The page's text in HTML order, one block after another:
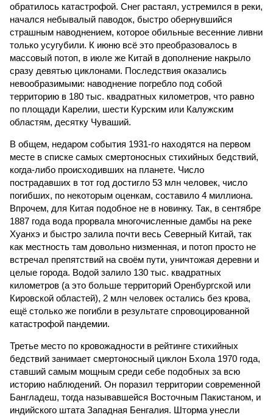
обратилось катастрофой. Снег растаял, устремился в реки,
начался небывалый паводок, быстро обернувшийся
страшным наводнением, которое обильные весенние ливни
только усугубили. К июню всё это преобразовалось в
массовый потоп, в июле же Китай в дополнение накрыло
сразу девятью циклонами. Последствия оказались
невообразимыми: наводнение погребло под собой
территорию в 180 тыс. квадратных километров, что равно
по площади Карелии, шести Курским или Калужским
областям, десятку Чуваший.
В общем, недаром события 1931-го находятся на первом
месте в списке самых смертоносных стихийных бедствий,
когда-либо происходивших на планете. Число
пострадавших в тот год достигло 53 млн человек, число
погибших, по некоторым оценкам, составило 4 миллиона.
Впрочем, для Китая подобное не в новинку. Так, в сентябре
1887 года вода прорвала многочисленные дамбы на реке
Хуанхэ и быстро залила почти весь Северный Китай, так
как местность там довольно низменная, и потоп просто не
встречал препятствий на своём пути, уничтожая деревни и
целые города. Водой залило 130 тыс. квадратных
километров (а это больше территорий Оренбургской или
Кировской областей), 2 млн человек остались без крова,
ещё столько же погибли в результате спровоцированной
катастрофой пандемии.
Третье место по кровожадности в рейтинге стихийных
бедствий занимает смертоносный циклон Бхола 1970 года,
ставший самым мощным среди себе подобных за всю
историю наблюдений. Он поразил территории современной
Бангладеш, тогда называвшейся Восточным Пакистаном, и
индийского штата Западная Бенгалия. Шторма унесли